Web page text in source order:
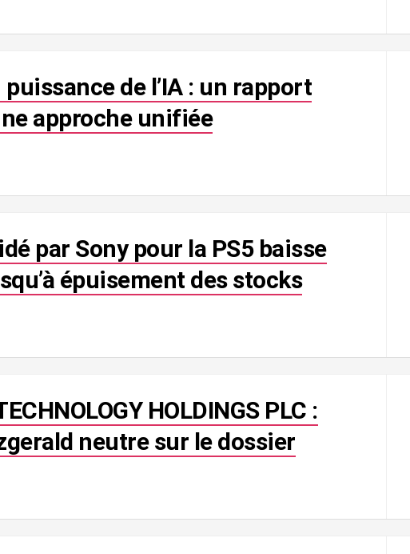
de l’IA : un rapport
approche unifiée
par Sony pour la PS5 baisse
épuisement des stocks
HOLDINGS PLC :
neutre sur le dossier